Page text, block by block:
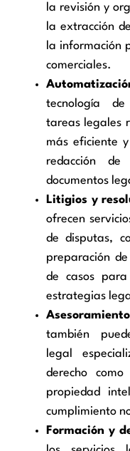
la revisión y
la extracción
la información
comerciales.
tecnología
tareas legales
más eficiente
redacción
documentos
Litigios y
ofrecen
de disputas,
preparación
de casos
estrategias
también
legal
derecho
propiedad
cumplimiento
Formación y